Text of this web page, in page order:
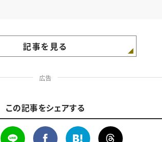
記事を見る
広告
この記事をシェアする